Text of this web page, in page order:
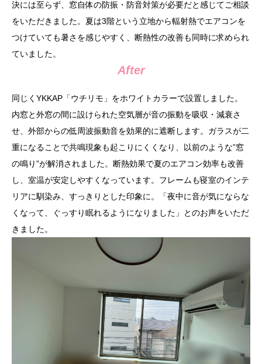
決には至らず、窓自体の防振・防音対策が必要だと感じてご相談
をいただきました。夏は3階という立地から輻射熱でエアコンを
つけていても暑さを感じやすく、断熱性の改善も同時に求められ
ていました。
After
同じくYKKAP「ウチリモ」をホワイトカラーで設置しました。
内窓と外窓の間に設けられた空気層が音の振動を吸収・減衰さ
せ、外部からの低周波振動音を効果的に遮断します。ガラスが二
重になることで共鳴現象も起こりにくくなり、以前のような”窓
の鳴り”が解消されました。断熱効果で夏のエアコン効率も改善
し、室温が安定しやすくなっています。フレームも寝室のインテ
リアに馴染み、すっきりとした印象に。「夜中に音が気にならな
くなって、ぐっすり眠れるようになりました」とのお声をいただ
きました。